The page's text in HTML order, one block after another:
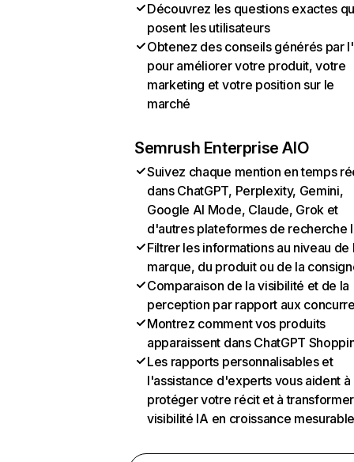
Découvrez les questions exactes
posent les utilisateurs
Obtenez des conseils générés par
pour améliorer votre produit, votre
marketing et votre position sur le
marché
Semrush Enterprise AIO
Suivez chaque mention en temps
dans ChatGPT, Perplexity, Gemini,
Google AI Mode, Claude, Grok et
d'autres plateformes de recherche
Filtrer les informations au niveau de
marque, du produit ou de la
Comparaison de la visibilité et de la
perception par rapport aux
Montrez comment vos produits
apparaissent dans ChatGPT
Les rapports personnalisables et
l'assistance d'experts vous aident à
protéger votre récit et à
visibilité IA en croissance